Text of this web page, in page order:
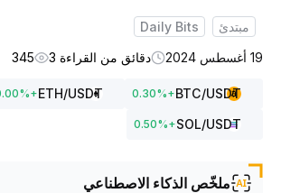
مبتدئ
Daily Bits
دقائق من القراءة 3 345
BTC/USDT
+
0.30%
ETH/USDT
+
0.00%
SOL/USDT
+
0.50%
ملخّص الذكاء الاصطناعي